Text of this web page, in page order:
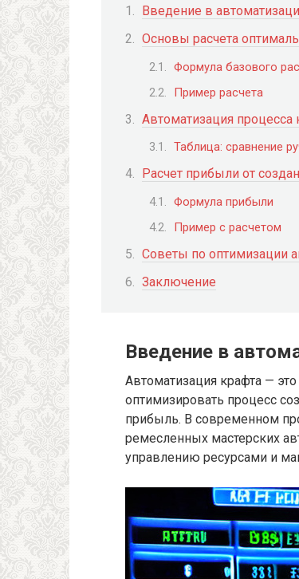
Введение в
Основы расчета
Формула базового
Пример расчета
Автоматизация
Таблица: сравнение
Расчет прибыли от
Формула прибыли
Пример с расчетом
Советы по оптимизации
Заключение
Введение в
Автоматизация крафта —
оптимизировать процесс
прибыль. В современном
ремесленных мастерских
управлению ресурсами и